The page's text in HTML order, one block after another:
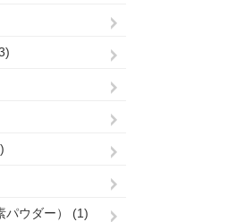
パウダー） (1)